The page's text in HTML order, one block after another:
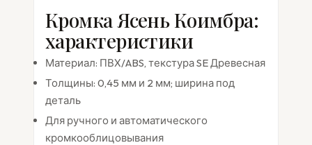
Кромка Ясень Коимбра:
характеристики
Материал: ПВХ/ABS, текстура SE Древесная
Толщины: 0,45 мм и 2 мм; ширина под
деталь
Для ручного и автоматического
кромкооблицовывания